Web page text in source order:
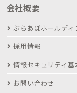
会社概要
ぶらあぼホールディ
採用情報
情報セキュリティ基
お問い合わせ